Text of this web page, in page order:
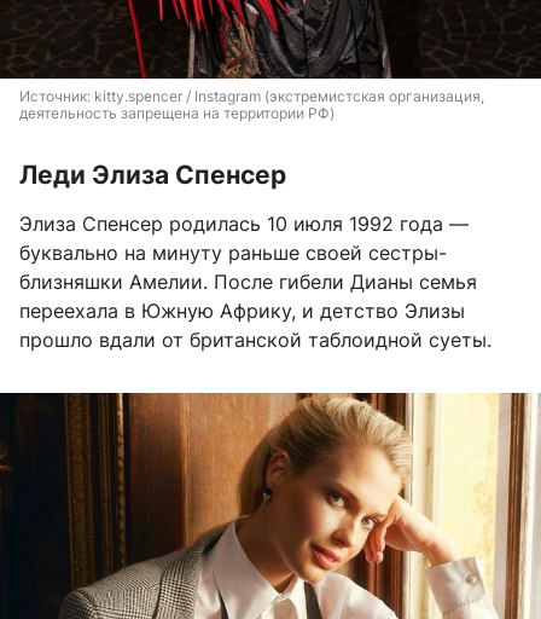
Источник: kitty.spencer / Instagram (экстремистская организация,
деятельность запрещена на территории РФ)
Леди Элиза Спенсер
Элиза Спенсер родилась 10 июля 1992 года —
буквально на минуту раньше своей сестры-
близняшки Амелии. После гибели Дианы семья
переехала в Южную Африку, и детство Элизы
прошло вдали от британской таблоидной суеты.